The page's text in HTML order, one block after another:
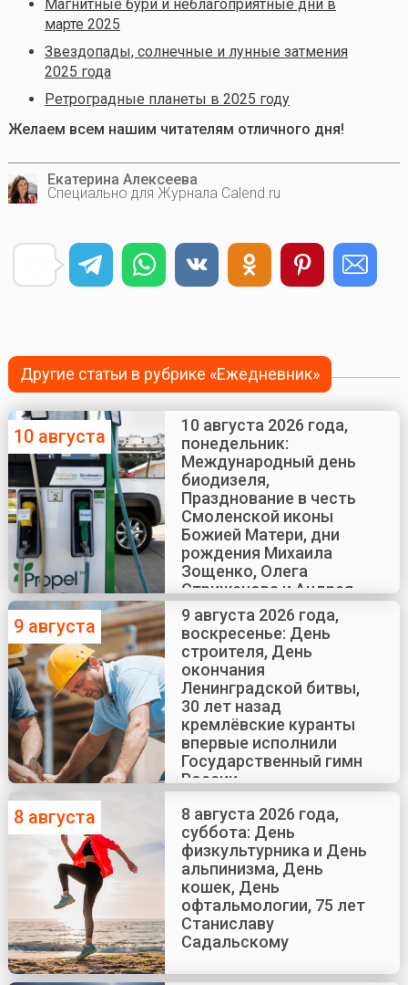
Магнитные бури и неблагоприятные дни в
марте 2025
Звездопады, солнечные и лунные затмения
2025 года
Ретроградные планеты в 2025 году
Желаем всем нашим читателям отличного дня!
Екатерина Алексеева
Специально для Журнала Calend.ru
Другие статьи в рубрике «Ежедневник»
10 августа
10 августа 2026 года,
понедельник:
Международный день
биодизеля,
Празднование в честь
Смоленской иконы
Божией Матери, дни
рождения Михаила
Зощенко, Олега
Стриженова и Андрея
Краско
9 августа
9 августа 2026 года,
воскресенье: День
строителя, День
окончания
Ленинградской битвы,
30 лет назад
кремлёвские куранты
впервые исполнили
Государственный гимн
России
8 августа
8 августа 2026 года,
суббота: День
физкультурника и День
альпинизма, День
кошек, День
офтальмологии, 75 лет
Станиславу
Садальскому